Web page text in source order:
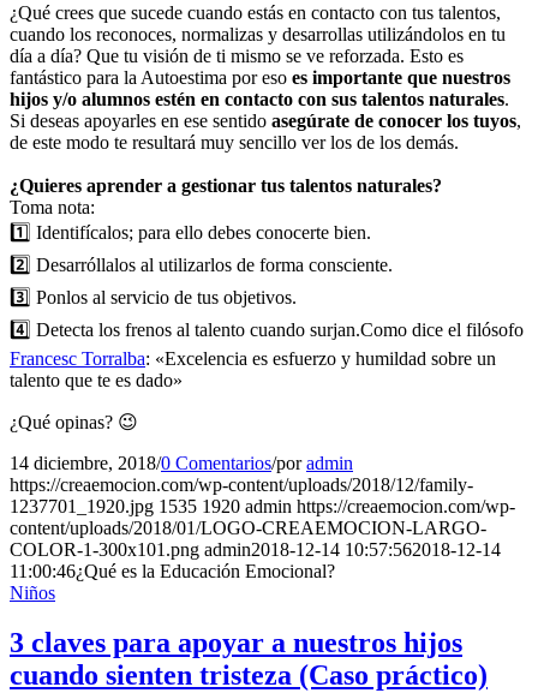
¿Qué crees que sucede cuando estás en contacto con tus talentos,
cuando los reconoces, normalizas y desarrollas utilizándolos en tu
día a día? Que tu visión de ti mismo se ve reforzada. Esto es
fantástico para la Autoestima por eso es importante que nuestros
hijos y/o alumnos estén en contacto con sus talentos naturales.
Si deseas apoyarles en ese sentido asegúrate de conocer los tuyos,
de este modo te resultará muy sencillo ver los de los demás.
¿Quieres aprender a gestionar tus talentos naturales?
Toma nota:
1️⃣ Identifícalos; para ello debes conocerte bien.
2️⃣ Desarróllalos al utilizarlos de forma consciente.
3️⃣ Ponlos al servicio de tus objetivos.
4️⃣ Detecta los frenos al talento cuando surjan.Como dice el filósofo
Francesc Torralba: «Excelencia es esfuerzo y humildad sobre un
talento que te es dado»
¿Qué opinas? 😉
14 diciembre, 2018/0 Comentarios/poradmin
https://creaemocion.com/wp-content/uploads/2018/12/family-
1237701_1920.jpg 1535 1920 admin https://creaemocion.com/wp-
content/uploads/2018/01/LOGO-CREAEMOCION-LARGO-
COLOR-1-300x101.png admin2018-12-14 10:57:562018-12-14
11:00:46¿Qué es la Educación Emocional?
Niños
3 claves para apoyar a nuestros hijos
cuando sienten tristeza (Caso práctico)